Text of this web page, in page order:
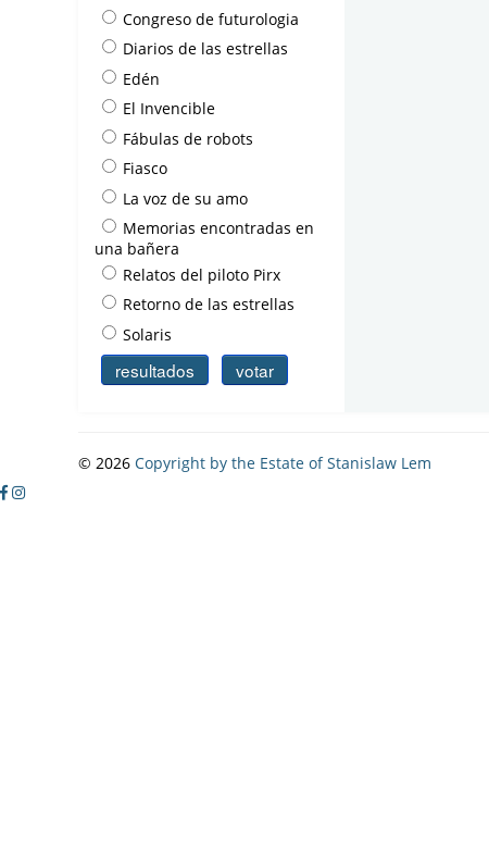
Congreso de futurologia
Diarios de las estrellas
Edén
El Invencible
Fábulas de robots
Fiasco
La voz de su amo
Memorias encontradas en
una bañera
Relatos del piloto Pirx
Retorno de las estrellas
Solaris
© 2026 Copyright by the Estate of Stanislaw Lem